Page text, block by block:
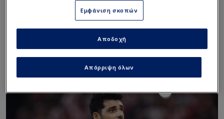
Εμφάνιση σκοπών
Απόρριψη όλων
Αποδοχή